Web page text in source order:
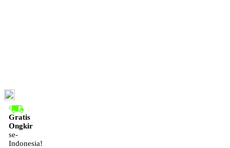
Gratis
Ongkir
se-
Indonesia!